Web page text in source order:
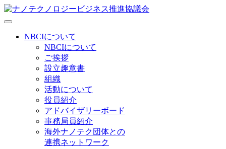
NBCIについて
NBCIについて
ご挨拶
設立趣意書
組織
活動について
役員紹介
アドバイザリーボード
事務局員紹介
海外ナノテク団体との
連携ネットワーク